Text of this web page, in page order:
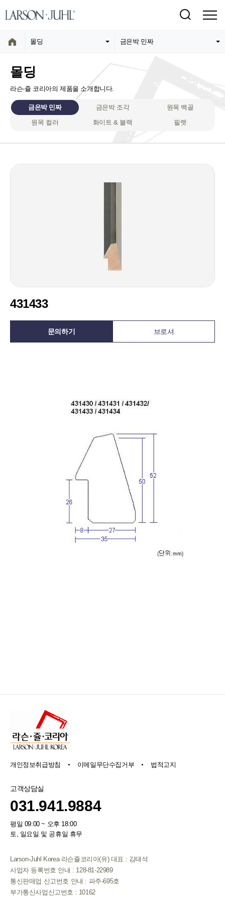
몰딩 금은박 민짜
몰딩
라슨-쥴 코리아의 제품을 소개합니다.
금은박 민짜 금은박 조각
원목 백골
원목 컬러
화이트 & 블랙 필렛
431433
문의하기 브로셔
개인정보취급방침 이메일무단수집거부 법적고지
고객상담실
031.941.9884
평일 09:00 ~ 오후 18:00
토, 일요일 및 공휴일 휴무
Larson-Juhl Korea 라슨쥴코리아(유) 대표 : 김태석
사업자 등록번호 안내 : 128-81-22989
통신판매업 신고번호 안내 : 파주-695호
부가통신사업신고번호 : 10162